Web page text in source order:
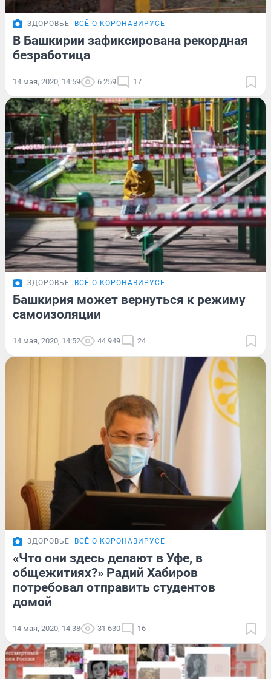
ЗДОРОВЬЕ ВСЁ О КОРОНАВИРУСЕ
В Башкирии зафиксирована рекордная
безработица
14 мая, 2020, 14:59 6 259 17
ЗДОРОВЬЕ ВСЁ О КОРОНАВИРУСЕ
Башкирия может вернуться к режиму
самоизоляции
14 мая, 2020, 14:52 44 949 24
ЗДОРОВЬЕ ВСЁ О КОРОНАВИРУСЕ
«Что они здесь делают в Уфе, в
общежитиях?» Радий Хабиров
потребовал отправить студентов
домой
14 мая, 2020, 14:38 31 630 16